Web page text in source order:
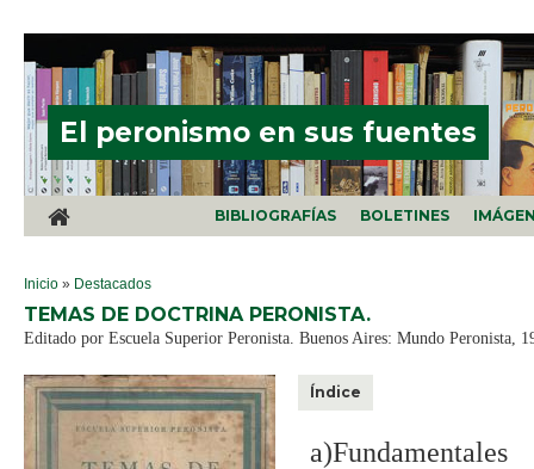
El peronismo en sus fuentes
BIBLIOGRAFÍAS BOLETINES
SE ENCUENTRA USTED AQUÍ
Inicio » Destacados
TEMAS DE DOCTRINA PERONISTA.
Editado por Escuela Superior Peronista. Buenos Aires: Mundo Peronista,
Índice
a)Fundamentales